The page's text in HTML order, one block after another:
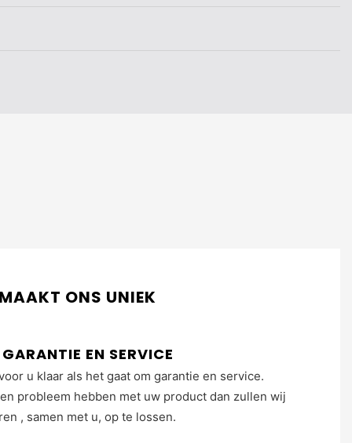
ONS UNIEK
EN SERVICE
u klaar als het gaat om garantie en service.
probleem hebben met uw product dan zullen wij
, samen met u, op te lossen.